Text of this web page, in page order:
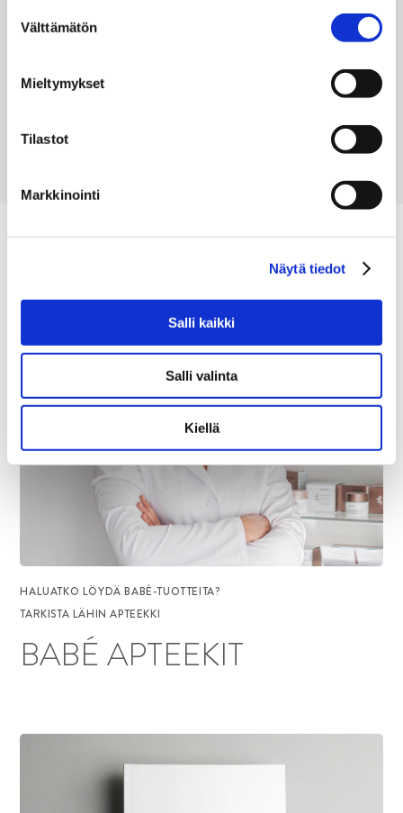
valinta
Välttämätön
Mieltymykset
Tilastot
Markkinointi
Näytä tiedot
Salli kaikki
Salli valinta
Kiellä
HALUATKO LÖYDÄ BABÉ-TUOTTEITA?
TARKISTA LÄHIN APTEEKKI
BABÉ APTEEKIT